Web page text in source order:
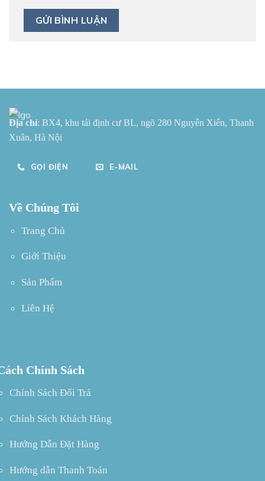
Địa chỉ: BX4, khu tái định cư BL, ngõ 280 Nguyễn Xiển, Thanh
Xuân, Hà Nội
GỌI ĐIỆN E-MAIL
Về Chúng Tôi
Trang Chủ
Giới Thiệu
Sản Phẩm
Liên Hệ
Chính Sách
Chính Sách Đổi Trả
Chính Sách Khách Hàng
Hướng Dẫn Đặt Hàng
Hướng dẫn Thanh Toán